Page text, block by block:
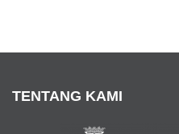
TENTANG KAMI